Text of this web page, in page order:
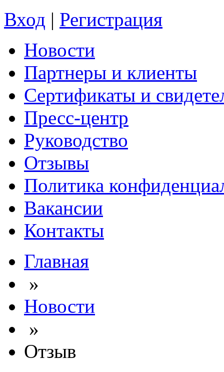
Вход | Регистрация
Новости
Партнеры и клиенты
Сертификаты и
Пресс-центр
Руководство
Отзывы
Политика
Вакансии
Контакты
Главная
»
Новости
»
Отзыв